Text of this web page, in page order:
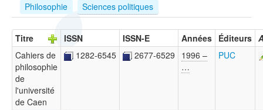
?
Philosophie
Sciences politiques
Titre ISSN ISSN-E Années Éditeurs
Cahiers de
philosophie
de
l'université
de Caen
1282-6545 2677-6529
1996 –
…
PUC